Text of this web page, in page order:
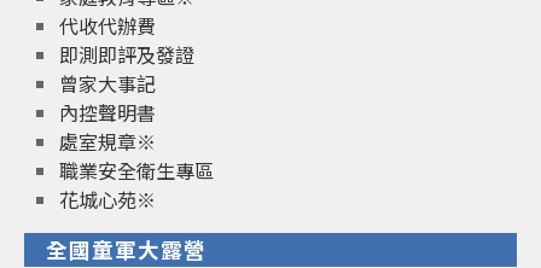
代收代辦費
即測即評及發證
曾家大事記
內控聲明書
處室規章※
職業安全衛生專區
花城心苑※
全國童軍大露營